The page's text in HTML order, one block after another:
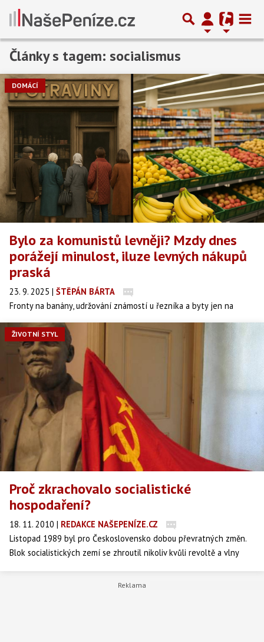
Články s tagem: socialismus
DOMÁCÍ
Bylo za komunistů levněji? Mzdy dnes
porážejí minulost, iluze levných nákupů
praská
23. 9. 2025 | ŠTĚPÁN BÁRTA
Fronty na banány, udržování známostí u řezníka a byty jen na
pořadník. Přesto část Čechů nostalgicky vzpomíná na „levný“ život
před rokem 1989. Jenže čísla mluví jasně – za dnešní průměrný
plat si lidé koupí mnohem víc než tehdy. Ekonomové se shodují:
doba socialismu byla spíš hra na ceny než skutečná výhoda pro
občany.
ŽIVOTNÍ STYL
Proč zkrachovalo socialistické
hospodaření?
18. 11. 2010 | REDAKCE NAŠEPENÍZE.CZ
Listopad 1989 byl pro Československo dobou převratných změn.
Blok socialistických zemí se zhroutil nikoliv kvůli revoltě a vlny